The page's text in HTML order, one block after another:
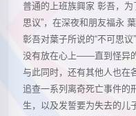
普通的上班族興家 彰吾，
思议”，在深夜和朋友福永
彰吾对葉子所说的“不可思议
没有放在心上——直到怪异
与此同时，还有其他人也在
追查一系列离奇死亡事件的
生，以及发誓要为失去的儿